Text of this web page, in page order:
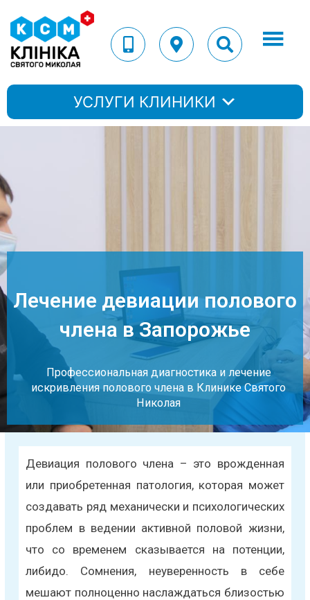
УСЛУГИ КЛИНИКИ
Лечение девиации полового
члена в Запорожье
Профессиональная диагностика и лечение
искривления полового члена в Клинике Святого
Николая
Девиация полового члена – это врожденная
или приобретенная патология, которая может
создавать ряд механически и психологических
проблем в ведении активной половой жизни,
что со временем сказывается на потенции,
либидо. Сомнения, неуверенность в себе
мешают полноценно наслаждаться близостью